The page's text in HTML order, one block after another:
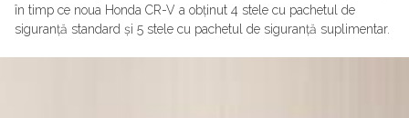
în timp ce noua Honda CR-V a obținut 4 stele cu pachetul de
siguranță standard și 5 stele cu pachetul de siguranță suplimentar.